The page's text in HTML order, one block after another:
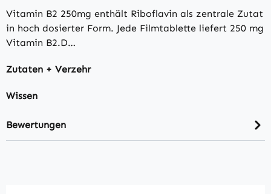
Vitamin B2 250mg enthält Riboflavin als zentrale Zutat
in hoch dosierter Form. Jede Filmtablette liefert 250 mg
Vitamin B2.D…
Zutaten + Verzehr
Wissen
Bewertungen